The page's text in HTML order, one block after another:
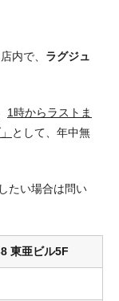
内で、 ラグジュ
1時からラストま
として、年中無
たい場合は問い
東亜ビル5F